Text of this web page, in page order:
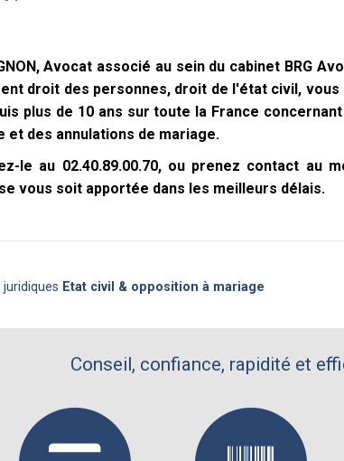
Avocat associé au sein du cabinet BRG
droit des personnes, droit de l'état civil,
plus de 10 ans sur toute la France
et des annulations de mariage.
le au 02.40.89.00.70, ou prenez contact au
vous soit apportée dans les meilleurs délais.
Etat civil & opposition à mariage
Conseil, confiance, rapidité et